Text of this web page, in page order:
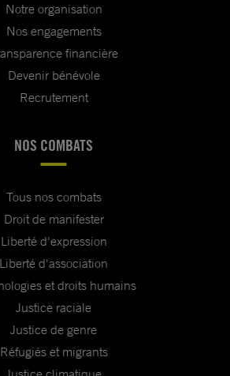
Notre organisation
Nos engagements
financière
Devenir bénévole
Recrutement
NOS COMBATS
Tous nos combats
Droit de manifester
Liberté d'expression
Liberté d'association
et droits humains
Justice raciale
Justice de genre
Réfugiés et migrants